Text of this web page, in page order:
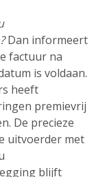
Dan informeert
factuur na
is voldaan.
heeft
premievrij
De precieze
uitvoerder met
blijft